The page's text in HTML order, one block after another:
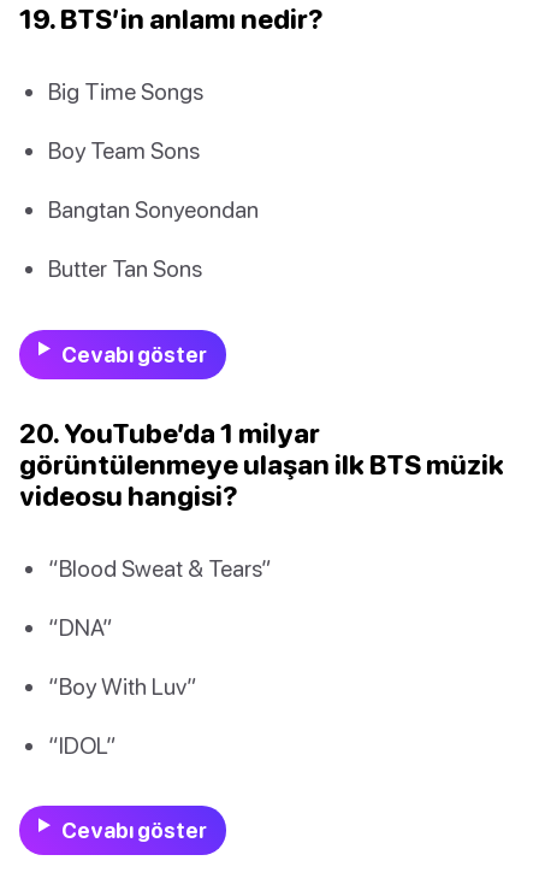
19. BTS’in anlamı nedir?
Big Time Songs
Boy Team Sons
Bangtan Sonyeondan
Butter Tan Sons
Cevabı göster
20. YouTube’da 1 milyar
görüntülenmeye ulaşan ilk BTS müzik
videosu hangisi?
“Blood Sweat & Tears”
“DNA”
“Boy With Luv”
“IDOL”
Cevabı göster